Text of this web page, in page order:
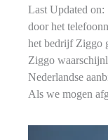
Last Updated
door het
het bedrijf Ziggo
Ziggo
Nederlandse
Als we mogen